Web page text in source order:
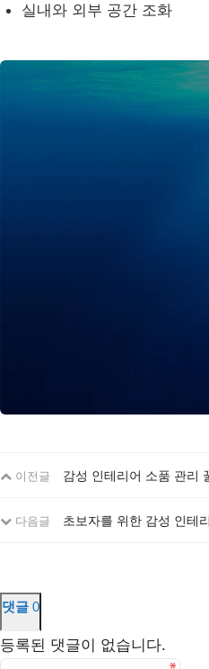
실내와 외부 공간 조화
이전글 감성 인테리어 소품 관리
다음글 초보자를 위한 감성 인테
댓글 0
등록된 댓글이 없습니다.